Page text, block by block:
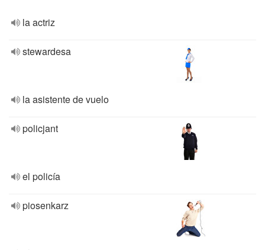
la actriz
stewardesa
la asistente de vuelo
policjant
el policía
piosenkarz